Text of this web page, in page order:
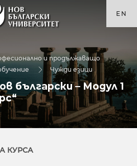
EN
и продължаващо
Чужди езици
български – Модул 1
КУРСА